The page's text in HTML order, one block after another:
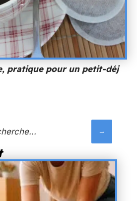
pratique pour un petit-déj